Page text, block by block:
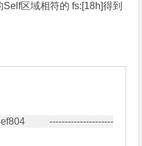
区域相符的 fs:[18h]得到